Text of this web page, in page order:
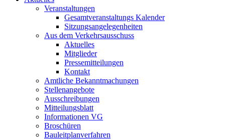
Veranstaltungen
Gesamtveranstaltungs Kalender
Sitzungsangelegenheiten
Aus dem Verkehrsausschuss
Aktuelles
Mitglieder
Pressemitteilungen
Kontakt
Amtliche Bekanntmachungen
Stellenangebote
Ausschreibungen
Mitteilungsblatt
Informationen VG
Broschüren
Bauleitplanverfahren